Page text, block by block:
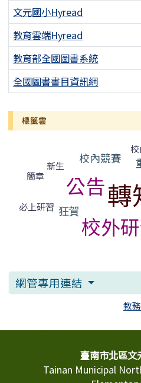
文元國小Hyread
教育雲端Hyread
教育部全國圖書系統
全國圖書書目資訊網
標籤雲
校內競賽
新生
簡章 公告轉
必上研習 狂賀
校外
網管專用連結
教
頁尾區域內容臺南市北區文
Tainan Municipal